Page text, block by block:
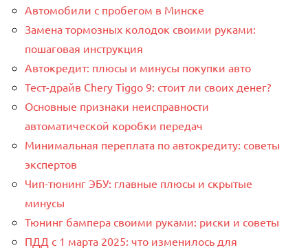
Автомобили с пробегом в Минске
Замена тормозных колодок своими руками:
пошаговая инструкция
Автокредит: плюсы и минусы покупки авто
Тест-драйв Chery Tiggo 9: стоит ли своих денег?
Основные признаки неисправности
автоматической коробки передач
Минимальная переплата по автокредиту: советы
экспертов
Чип-тюнинг ЭБУ: главные плюсы и скрытые
минусы
Тюнинг бампера своими руками: риски и советы
ПДД с 1 марта 2025: что изменилось для